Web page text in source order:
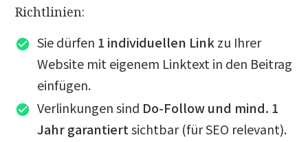
Richtlinien:
Sie dürfen 1 individuellen Link zu Ihrer
Website mit eigenem Linktext in den Beitrag
einfügen.
Verlinkungensind Do-Followund mind. 1
Jahr garantiertsichtbar (für SEO relevant).